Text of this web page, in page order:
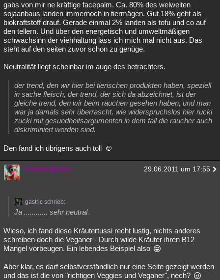
gabs von mir ne kräftige facepalm. Ca. 80% des welweiten
sojaanbaus landen immernoch in tiermägen. Gut 18% geht als
biokraftstoff drauf. Gerade einmal 2% landen als tofu und co auf
den tellern. Und über den energetisch und umweltmäßigen
schwachsinn der viehhaltung lass ich mich mal nicht aus. Das
steht auf den seiten zuvor schon zu genüge.
Neutralität liegt scheinbar im auge des betrachters.
der trend, den wir hier bei tierischen produkten haben, speziell
in sache fleisch, der trend, der sich da abzeichnet, ist der
gleiche trend, den wir beim rauchen gesehen haben, und man
war ja damals sehr überrascht, wie widerspruchslos hier rucki
zucki mit gesundheitsargumenten in dem fall die raucher auch
diskriminiert worden sind.
Den fand ich übrigens auch toll
CosmicQueen 29.06.2011 um 17:55
gastric schrieb:
Ja ............ sehr neutral.
Wieso, ich fand diese Kräutertussi recht lustig, nichts anderes
schreiben doch die Veganer - Durch wilde Kräuter ihren B12
Mangel vorbeugen. Ein lebendes Beispiel also
Aber klar, es darf selbstverständlich nur eine Seite gezeigt werden
und das ist die von "richtigen Veggies und Veganer", nech?